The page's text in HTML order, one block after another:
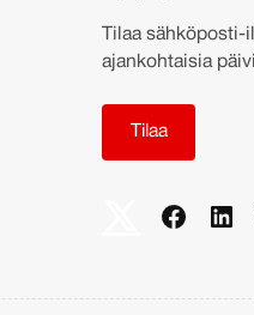
Tilaa
ajankohtaisia
Tilaa